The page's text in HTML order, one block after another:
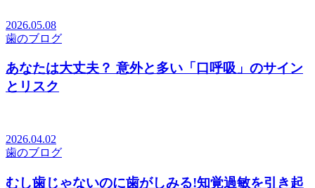
2026.05.08
歯のブログ
あなたは大丈夫？ 意外と多い「口呼吸」のサイン
とリスク
2026.04.02
歯のブログ
むし歯じゃないのに歯がしみる!知覚過敏を引き起